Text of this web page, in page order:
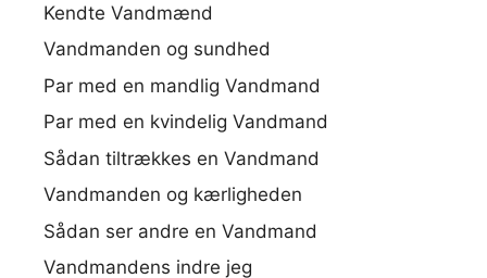
Kendte Vandmænd
Vandmanden og sundhed
Par med en mandlig Vandmand
Par med en kvindelig Vandmand
Sådan tiltrækkes en Vandmand
Vandmanden og kærligheden
Sådan ser andre en Vandmand
Vandmandens indre jeg